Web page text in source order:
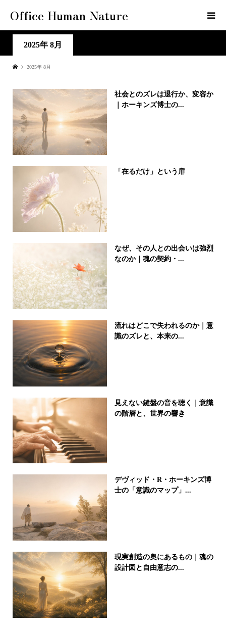
Office Human Nature
2025年 8月
2025年 8月
社会とのズレは退行か、変容か
｜ホーキンズ博士の...
「在るだけ」という扉
なぜ、その人との出会いは強烈
なのか｜魂の契約・...
流れはどこで失われるのか｜意
識のズレと、本来の...
見えない鍵盤の音を聴く｜意識
の階層と、世界の響き
デヴィッド・R・ホーキンズ博
士の「意識のマップ」...
現実創造の奥にあるもの｜魂の
設計図と自由意志の...